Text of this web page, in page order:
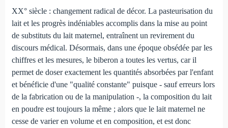
XX° siècle : changement radical de décor. La pasteurisation du
lait et les progrès indéniables accomplis dans la mise au point
de substituts du lait maternel, entraînent un revirement du
discours médical. Désormais, dans une époque obsédée par les
chiffres et les mesures, le biberon a toutes les vertus, car il
permet de doser exactement les quantités absorbées par l'enfant
et bénéficie d'une "qualité constante" puisque - sauf erreurs lors
de la fabrication ou de la manipulation -, la composition du lait
en poudre est toujours la même ; alors que le lait maternel ne
cesse de varier en volume et en composition, et est donc